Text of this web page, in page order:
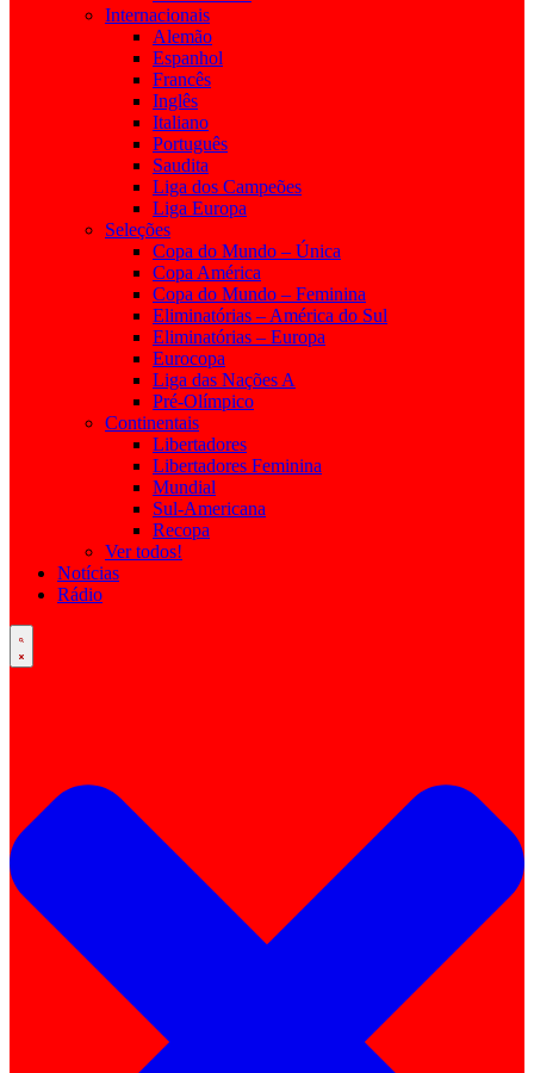
Internacionais
Alemão
Espanhol
Francês
Inglês
Italiano
Português
Saudita
Liga dos Campeões
Liga Europa
Seleções
Copa do Mundo – Única
Copa América
Copa do Mundo – Feminina
Eliminatórias – América do Sul
Eliminatórias – Europa
Eurocopa
Liga das Nações A
Pré-Olímpico
Continentais
Libertadores
Libertadores Feminina
Mundial
Sul-Americana
Recopa
Ver todos!
Notícias
Rádio